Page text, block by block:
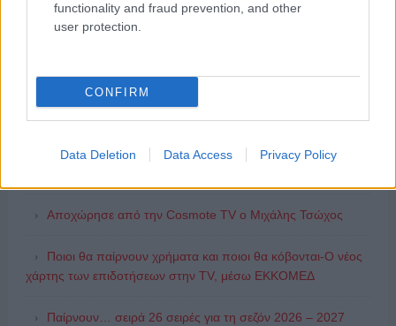
functionality and fraud prevention, and other
user protection.
CONFIRM
Data Deletion Data Access Privacy Policy
ΔΗΜΟΦΙΛΗ
Αποχώρησε από την Cosmote TV o Μιχάλης Τσώχος
Ποιοι θα παίρνουν χρήματα και ποιοι θα κόβονται-Ο νέος
χάρτης των επιδοτήσεων στην TV, μέσω ΕΚΚΟΜΕΔ
Παίρνουν… σειρά 26 σειρές για τη σεζόν 2026 – 2027